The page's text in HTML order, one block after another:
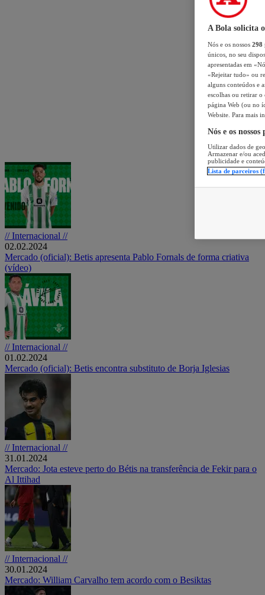
// Internacional //
02.02.2024
Mercado (oficial): Betis apresenta Pablo Fornals de forma criativa
(vídeo)
// Internacional //
01.02.2024
Mercado (oficial): Betis encontra substituto de Borja Iglesias
// Internacional //
31.01.2024
Mercado: Jota esteve perto do Bétis na transferência de Fekir para o
Al Ittihad
// Internacional //
30.01.2024
Mercado: William Carvalho tem acordo com o Besiktas
A Bola solicita
Nós e os nossos 298
únicos, no seu
apresentadas em
«Rejeitar tudo» ou
alguns conteúdos e
escolhas ou retirar
página Web (ou no
Website. Para mais
Nós e os
Utilizar dados de
Armazenar e/ou
publicidade e
Lista de parceiros